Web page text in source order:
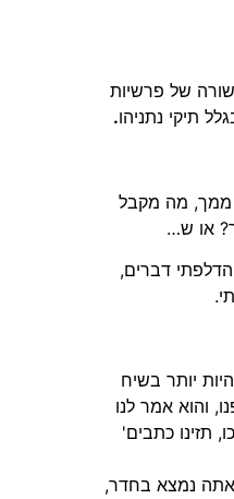
של פרשיות
תיקי נתניהו.
ממך, מה מקבל
או ש…
דברים,
יותר בשיח
והוא אמר לנו
תזינו כתבים'
אתה נמצא בחדר,